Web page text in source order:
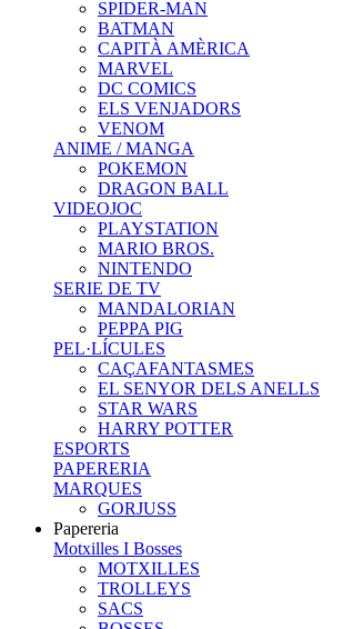
SPIDER-MAN
BATMAN
CAPITÀ AMÈRICA
MARVEL
DC COMICS
ELS VENJADORS
VENOM
ANIME / MANGA
POKEMON
DRAGON BALL
VIDEOJOC
PLAYSTATION
MARIO BROS.
NINTENDO
SERIE DE TV
MANDALORIAN
PEPPA PIG
PEL·LÍCULES
CAÇAFANTASMES
EL SENYOR DELS ANELLS
STAR WARS
HARRY POTTER
ESPORTS
PAPERERIA
MARQUES
GORJUSS
Papereria
Motxilles I Bosses
MOTXILLES
TROLLEYS
SACS